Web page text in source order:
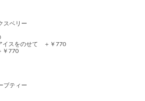
スベリー
イスをのせて ＋￥770
￥770
ブティー